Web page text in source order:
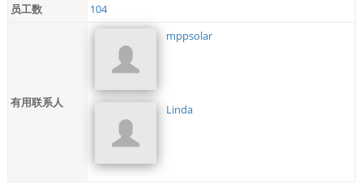
员工数 104
有用联系人
mppsolar
Linda